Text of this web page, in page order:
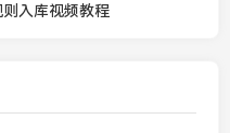
入库视频教程